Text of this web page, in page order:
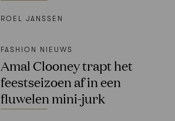
ROEL JANSSEN
FASHION NIEUWS
Amal Clooney trapt het
feestseizoen af in een
fluwelen mini-jurk